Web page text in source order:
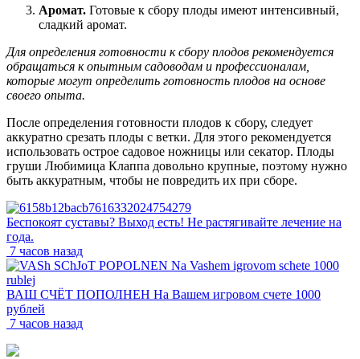
Аромат. Готовые к сбору плоды имеют интенсивный,
сладкий аромат.
Для определения готовности к сбору плодов рекомендуется
обращаться к опытным садоводам и профессионалам,
которые могут определить готовность плодов на основе
своего опыта.
После определения готовности плодов к сбору, следует
аккуратно срезать плоды с ветки. Для этого рекомендуется
использовать острое садовое ножницы или секатор. Плоды
груши Любимица Клаппа довольно крупные, поэтому нужно
быть аккуратным, чтобы не повредить их при сборе.
Беспокоят суставы? Выход есть! Не растягивайте лечение на
года.
7 часов назад
ВАШ СЧЁТ ПОПОЛНЕН На Вашем игровом счете 1000
рублей
7 часов назад